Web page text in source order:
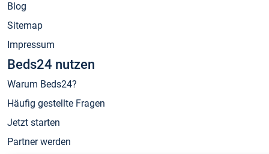
Blog
Sitemap
Impressum
Beds24 nutzen
Warum Beds24?
Häufig gestellte Fragen
Jetzt starten
Partner werden